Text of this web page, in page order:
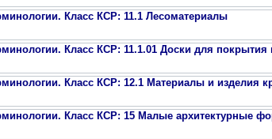
Класс КСР: 11.1 Лесоматериалы
Класс КСР: 11.1.01 Доски для покрытия
Класс КСР: 12.1 Материалы и изделия
Класс КСР: 15 Малые архитектурные